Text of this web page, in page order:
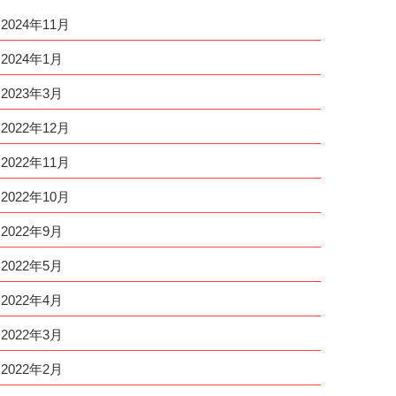
2024年11月
2024年1月
2023年3月
2022年12月
2022年11月
2022年10月
2022年9月
2022年5月
2022年4月
2022年3月
2022年2月